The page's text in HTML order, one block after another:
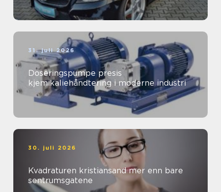
31. juli 2026
Doseringspumpe presis
kjemikaliehåndtering i moderne industri
30. juli 2026
Kvadraturen kristiansand mer enn bare
sentrumsgatene